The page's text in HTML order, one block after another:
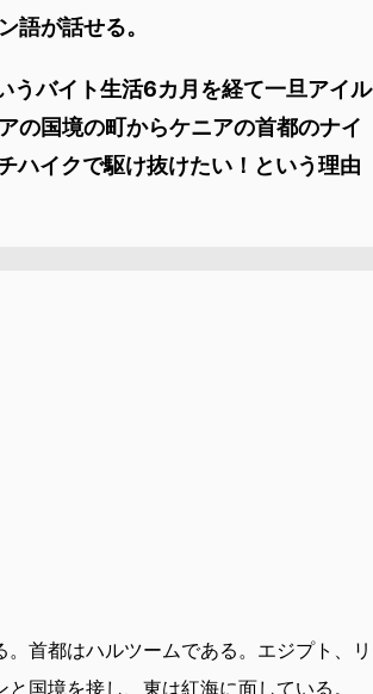
語が話せる。
うバイト生活6カ月を経て一旦アイル
の国境の町からケニアの首都のナイ
ハイクで駆け抜けたい！という理由
首都はハルツームである。エジプト、リ
国境を接し、東は紅海に面している。